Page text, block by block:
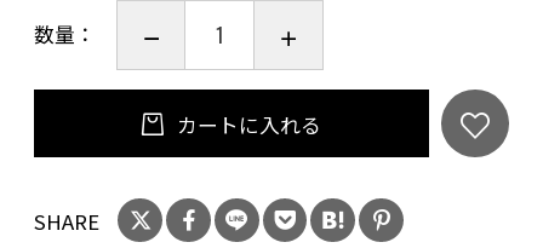
■温度帯：冷凍
■原材料名／食品添加物：
●すけそうだらの卵巣(ロシア又はアメリカ)、昆
布(利尻産)、食塩、米発酵調味料、醸造酢、唐辛
子、酵母エキス／調味料(アミノ酸等)、甘味料(D
ーソルビトール)、酒精、酸化防止剤(ビタミン
数量：
カートに入れる
SHARE